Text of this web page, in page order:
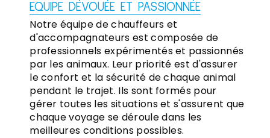
EQUIPE DÉVOUÉE ET PASSIONNÉE
Notre équipe de chauffeurs et
d'accompagnateurs est composée de
professionnels expérimentés et passionnés
par les animaux. Leur priorité est d'assurer
le confort et la sécurité de chaque animal
pendant le trajet. Ils sont formés pour
gérer toutes les situations et s'assurent que
chaque voyage se déroule dans les
meilleures conditions possibles.